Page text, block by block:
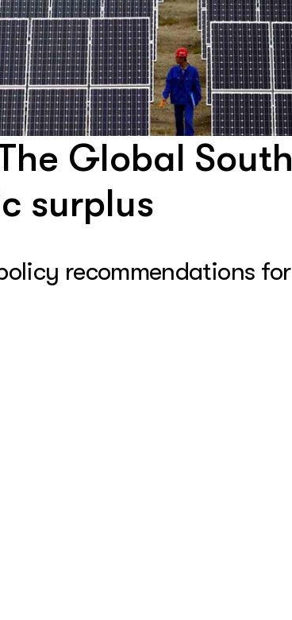
Global South
surplus
recommendations for